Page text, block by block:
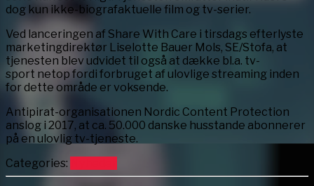
dog kun ikke-biografaktuelle film og tv-serier.
Ved lanceringen af Share With Care i tirsdags efterlyste
marketingdirektør Liselotte Bauer Mols, SE/Stofa, at
tjenesten blev udvidet til også at dække bl.a. tv-
sport netop fordi forbruget af ulovlige streaming inden
for dette område er voksende.
Antipirat-organisationen Nordic Content Protection
anslog i 2017, at ca. 50.000 danske husstande abonnerer
på en ulovlig tv-tjeneste.
Categories: